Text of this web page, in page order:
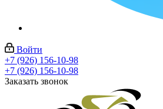
Войти
+7 (926) 156-10-98
+7 (926) 156-10-98
Заказать звонок